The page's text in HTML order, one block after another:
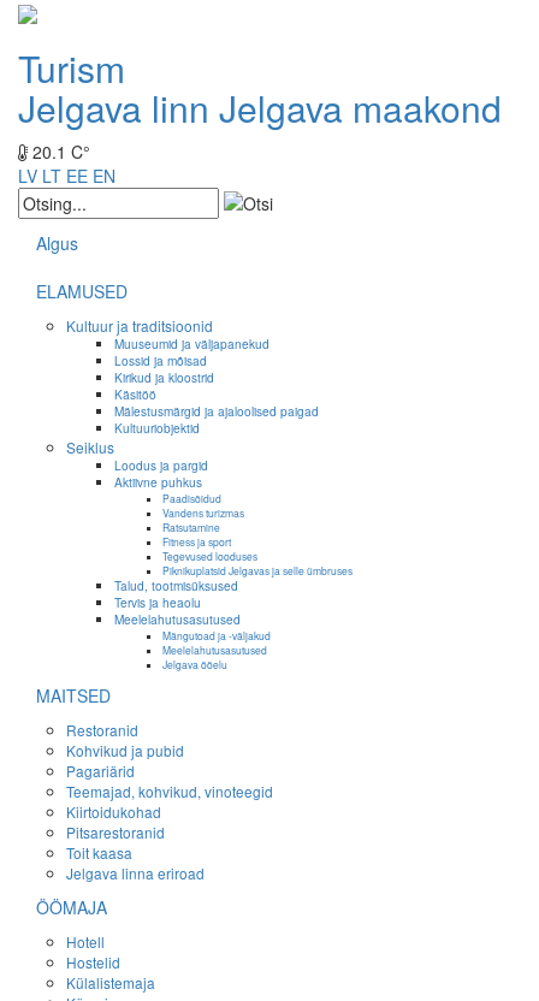
Turism
Jelgava linn Jelgava maakond
20.1 C°
LV LT EE EN
Algus
ELAMUSED
Kultuur ja traditsioonid
Muuseumid ja väljapanekud
Lossid ja mõisad
Kirikud ja kloostrid
Käsitöö
Mälestusmärgid ja ajaloolised paigad
Kultuuriobjektid
Seiklus
Loodus ja pargid
Aktiivne puhkus
Paadisõidud
Vandens turizmas
Ratsutamine
Fitness ja sport
Tegevused looduses
Piknikuplatsid Jelgavas ja selle ümbruses
Talud, tootmisüksused
Tervis ja heaolu
Meelelahutusasutused
Mängutoad ja -väljakud
Meelelahutusasutused
Jelgava ööelu
MAITSED
Restoranid
Kohvikud ja pubid
Pagariärid
Teemajad, kohvikud, vinoteegid
Kiirtoidukohad
Pitsarestoranid
Toit kaasa
Jelgava linna eriroad
ÖÖMAJA
Hotell
Hostelid
Külalistemaja